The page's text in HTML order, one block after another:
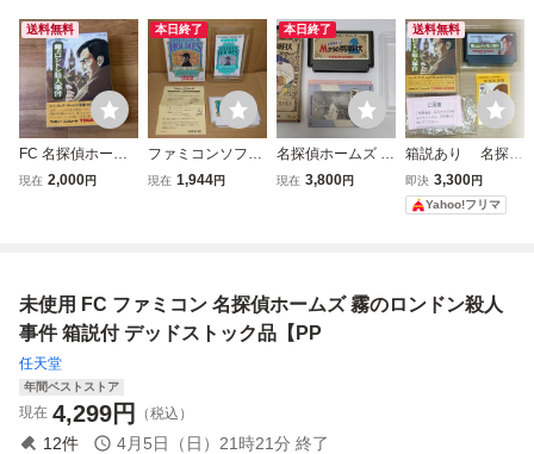
送料無料
FC 名探偵ホーム
ズ 霧のロンドン殺
現在 2,000円
本日終了
ファミコンソフト
シャーロックホー
現在 1,944円
本日終了
名探偵ホームズ M
からの挑戦状 ファ
ュータ
現在 3,800円
送料無料
箱説あり 名探偵
ホームズ 霧のロン
ドン殺人事件 フ
ァミコン
即決 3,300円
Yahoo!フリマ
未使用 FC ファミコン 名探偵ホームズ 霧のロンドン殺人
事件 箱説付 デッドストック品【PP
任天堂
年間ベストストア
現在 4,299円 （税込）
12件 4月5日（日）21時21分 終了